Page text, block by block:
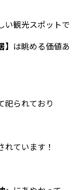
い観光スポットで
は眺める価値あ
祀られており
ています！